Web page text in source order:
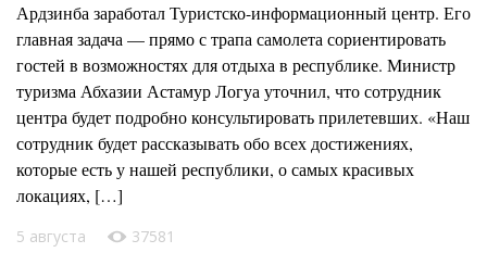
Ардзинба заработал Туристско-информационный центр. Его
главная задача — прямо с трапа самолета сориентировать
гостей в возможностях для отдыха в республике. Министр
туризма Абхазии Астамур Логуа уточнил, что сотрудник
центра будет подробно консультировать прилетевших. «Наш
сотрудник будет рассказывать обо всех достижениях,
которые есть у нашей республики, о самых красивых
локациях, […]
5 августа 37581